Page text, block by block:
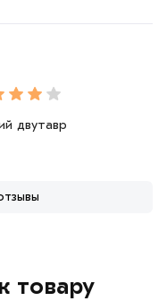
двутавр
товару